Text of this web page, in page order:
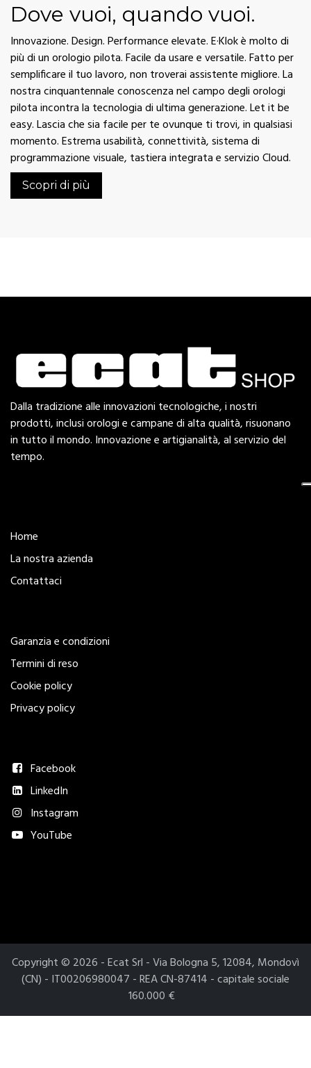
Dove vuoi, quando vuoi.
Innovazione. Design. Performance elevate. E·Klok è molto di
più di un orologio pilota. Facile da usare e versatile. Fatto per
semplificare il tuo lavoro, non troverai assistente migliore. La
nostra cinquantennale conoscenza nel campo degli orologi
pilota incontra la tecnologia di ultima generazione. Let it be
easy. Lascia che sia facile per te ovunque ti trovi, in qualsiasi
momento. Estrema usabilità, connettività, sistema di
programmazione visuale, tastiera integrata e servizio Cloud.
Scopri di più
Dalla tradizione alle innovazioni tecnologiche, i nostri
prodotti, inclusi orologi e campane di alta qualità, risuonano
in tutto il mondo. Innovazione e artigianalità, al servizio del
tempo.
Home
La nostra azienda
Contattaci
Garanzia e condizioni
Termini di reso
Cookie policy
Privacy policy
Facebook
LinkedIn
Instagram
YouTube
Copyright © 2026 - Ecat Srl - Via Bologna 5, 12084, Mondovì
(CN) - IT00206980047 - REA CN-87414 - capitale sociale
160.000 €